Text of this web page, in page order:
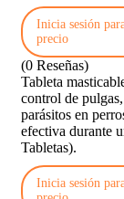
Inicia sesión
precio
(0 Reseñas)
Tableta
control de
parásitos en
efectiva durante
Tabletas).
Inicia sesión